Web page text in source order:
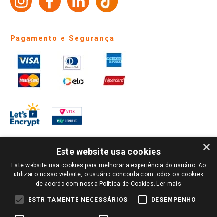
Pagamento e Segurança
PARA VER OS PREÇOS DA SUA REGIÃO, FAÇA LOGIN E SELECIONE A LOJA DE
SUA PREFERÊNCIA. SOMENTE APÓS O LOGIN, OS PREÇOS DA SUA REGIÃO OU
LOJA SERÃO CARREGADOS.
TODOS OS PREÇOS E CONDIÇÕES COMERCIAIS DESTE SITE SÃO VÁLIDOS APENAS
PARA COMPRAS REALIZADAS NO GIASSI.COM.BR E NA LOJA SELECIONADA
×
Este website usa cookies
Este website usa cookies para melhorar a experiência do usuário. Ao
utilizar o nosso website, o usuário concorda com todos os cookies
de acordo com nossa Política de Cookies. Ler mais
ESTRITAMENTE NECESSÁRIOS DESEMPENHO